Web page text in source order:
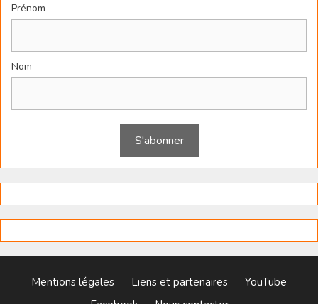
Prénom
Nom
Mentions légales Liens et partenaires
YouTube